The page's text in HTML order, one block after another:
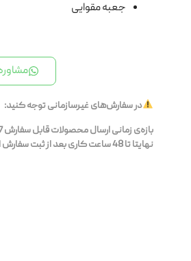
جعبه مقوایی
در سفارش‌های غیرسازمانی توجه کنید:
نهایتا تا 48 ساعت کاری بعد از ثبت سفارش ارسال می‌شوند.